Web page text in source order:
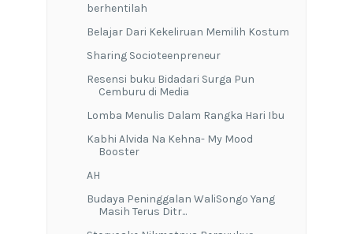
berhentilah
Belajar Dari Kekeliruan Memilih Kostum
Sharing Socioteenpreneur
Resensi buku Bidadari Surga Pun
Cemburu di Media
Lomba Menulis Dalam Rangka Hari Ibu
Kabhi Alvida Na Kehna- My Mood
Booster
AH
Budaya Peninggalan WaliSongo Yang
Masih Terus Ditr...